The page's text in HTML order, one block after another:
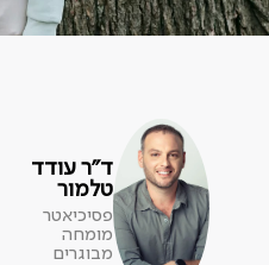
ד"ר עודד
טלמור
פסיכיאטר
מומחה
מבוגרים